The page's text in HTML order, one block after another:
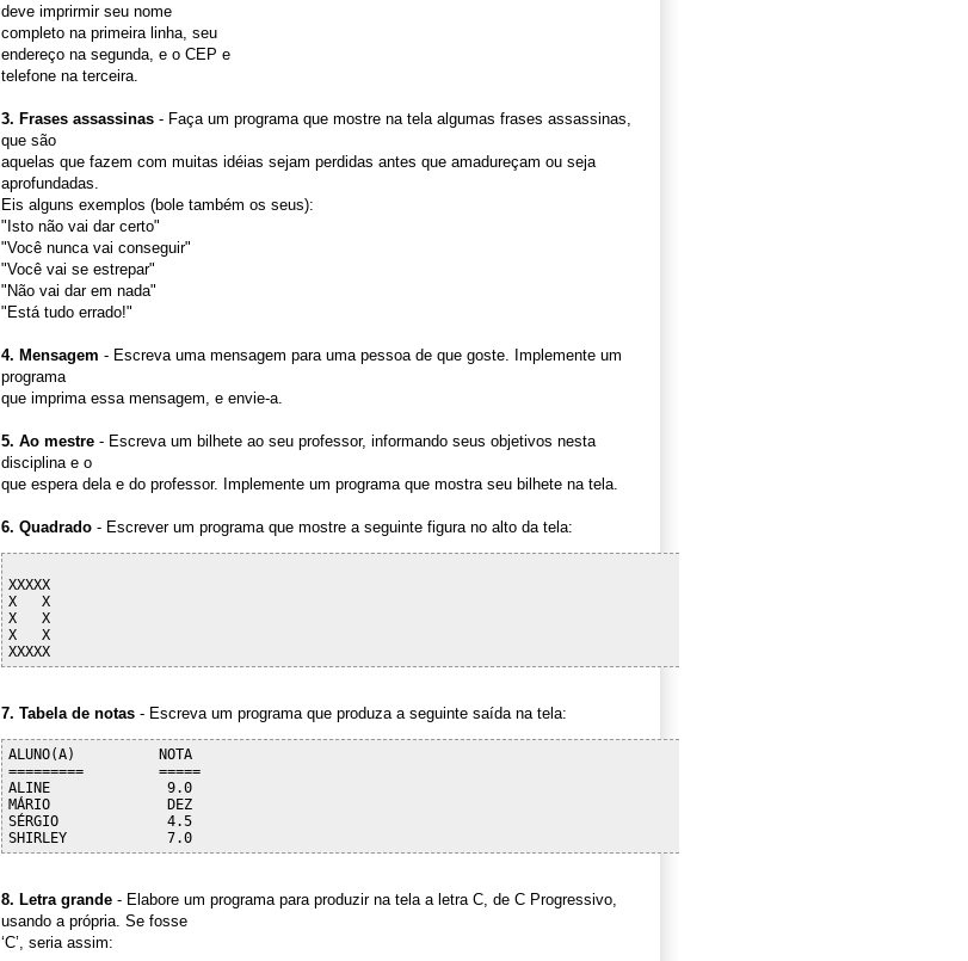
deve imprirmir seu nome
completo na primeira linha, seu
endereço na segunda, e o CEP e
telefone na terceira.
3. Frases assassinas - Faça um programa que mostre na tela algumas frases assassinas,
que são
aquelas que fazem com muitas idéias sejam perdidas antes que amadureçam ou seja
aprofundadas.
Eis alguns exemplos (bole também os seus):
"Isto não vai dar certo"
"Você nunca vai conseguir"
"Você vai se estrepar"
"Não vai dar em nada"
"Está tudo errado!"
4. Mensagem - Escreva uma mensagem para uma pessoa de que goste. Implemente um
programa
que imprima essa mensagem, e envie-a.
5. Ao mestre - Escreva um bilhete ao seu professor, informando seus objetivos nesta
disciplina e o
que espera dela e do professor. Implemente um programa que mostra seu bilhete na tela.
6. Quadrado - Escrever um programa que mostre a seguinte figura no alto da tela:
XXXXX
X   X
X   X
X   X
7. Tabela de notas - Escreva um programa que produza a seguinte saída na tela:
ALUNO(A)          NOTA
=========         =====
ALINE              9.0
MÁRIO              DEZ
SÉRGIO             4.5
8. Letra grande - Elabore um programa para produzir na tela a letra C, de C Progressivo,
usando a própria. Se fosse
‘C’, seria assim: